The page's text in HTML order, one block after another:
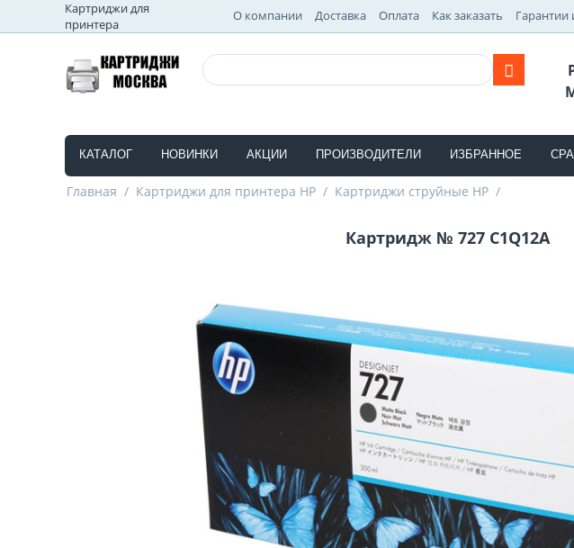
Картриджи для
принтера
О компании Доставка Оплата Как заказать Гарантии
КАТАЛОГ НОВИНКИ АКЦИИ ПРОИЗВОДИТЕЛИ ИЗБРАННОЕ
Главная / Картриджи для принтера HP / Картриджи струйные HP /
Картридж № 727 C1Q12A